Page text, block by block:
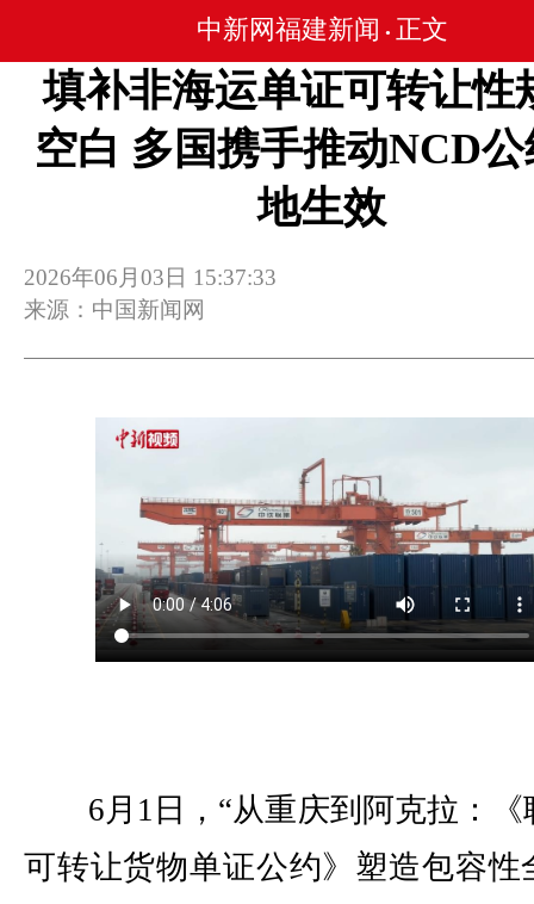
中新网福建新闻 • 正文
填补非海运单证可转让性
空白 多国携手推动NCD
地生效
2026年06月03日 15:37:33
来源：中国新闻网
6月1日，“从重庆到阿克拉：《
可转让货物单证公约》塑造包容性